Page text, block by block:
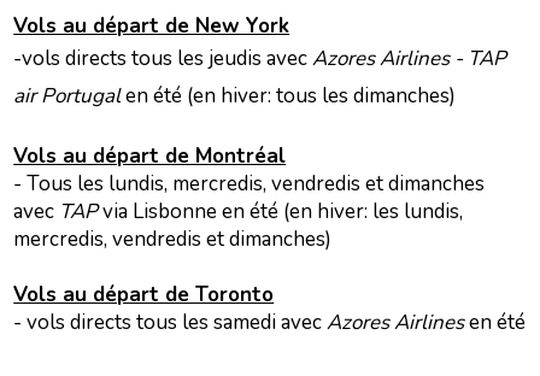
Vols au départ de New York
-vols directs tous les jeudis avecAzores Airlines - TAP
air Portugalen été (en hiver: tous les dimanches)
Vols au départ de Montréal
- Tous les lundis, mercredis, vendredis et dimanches
avec TAPvia Lisbonne en été (en hiver: les lundis,
mercredis, vendredis et dimanches)
Vols au départ de Toronto
- vols directs tous les samedi avecAzores Airlinesen été